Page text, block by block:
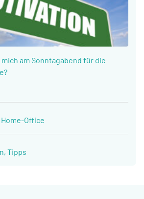
am Sonntagabend für die
Office
, Tipps